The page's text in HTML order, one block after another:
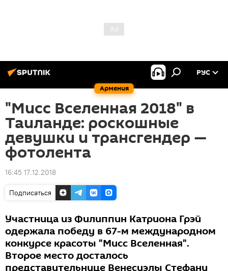
Армения
РУС
"Мисс Вселенная 2018" в
Таиланде: роскошные
девушки и трансгендер —
фотолента
16:45 17.12.2018
Подписаться
Участница из Филиппин Катриона Грэй
одержала победу в 67-м международном
конкурсе красоты "Мисс Вселенная".
Второе место досталось
представительнице Венесуэлы Стефани